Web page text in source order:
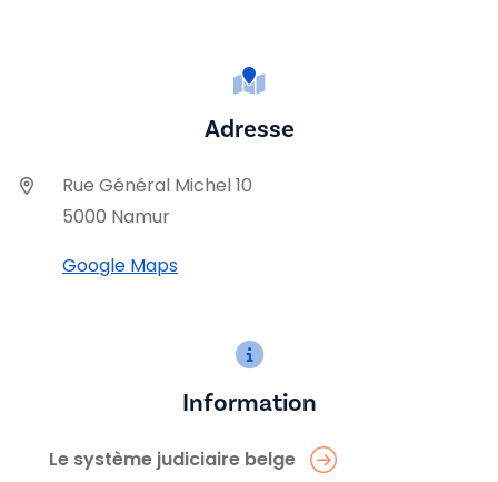
Adresse
Rue Général Michel 10
5000 Namur
Google Maps
Information
Le système judiciaire belge